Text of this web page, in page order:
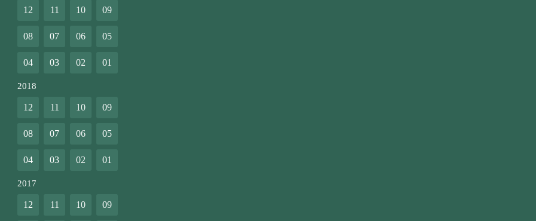
12 11 10 09
08 07 06 05
04 03 02 01
2018
12 11 10 09
08 07 06 05
04 03 02 01
2017
12 11 10 09